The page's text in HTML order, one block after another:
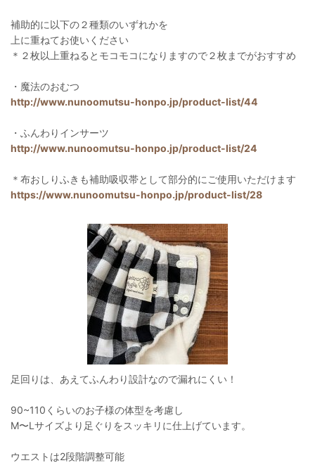
補助的に以下の２種類のいずれかを
上に重ねてお使いください
＊２枚以上重ねるとモコモコになりますので２枚までがおすすめ
・魔法のおむつ
http://www.nunoomutsu-honpo.jp/product-list/44
・ふんわりインサーツ
http://www.nunoomutsu-honpo.jp/product-list/24
＊布おしりふきも補助吸収帯として部分的にご使用いただけます
https://www.nunoomutsu-honpo.jp/product-list/28
足回りは、あえてふんわり設計なので漏れにくい！
90~110くらいのお子様の体型を考慮し
M〜Lサイズより足ぐりをスッキリに仕上げています。
ウエストは2段階調整可能